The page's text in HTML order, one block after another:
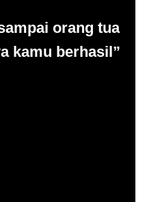
orang tua
kamu berhasil”